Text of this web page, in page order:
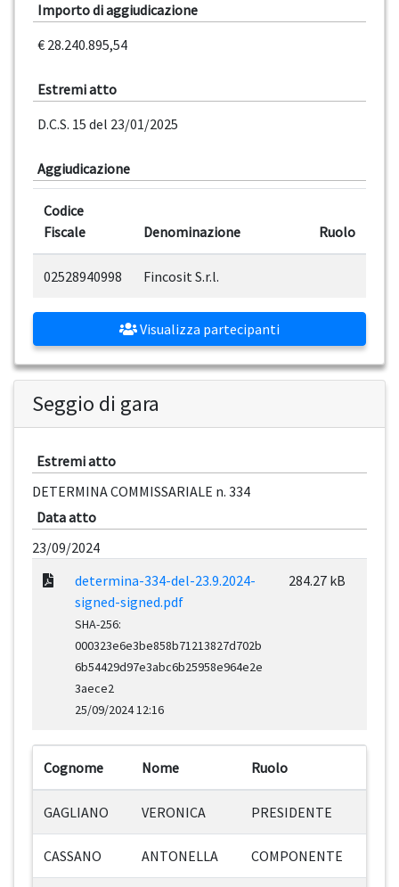
Importo di aggiudicazione
€ 28.240.895,54
Estremi atto
D.C.S. 15 del 23/01/2025
Aggiudicazione
Codice
Fiscale
Denominazione Ruolo
02528940998 Fincosit S.r.l.
Visualizza partecipanti
Seggio di gara
Estremi atto
DETERMINA COMMISSARIALE n. 334
Data atto
23/09/2024
determina-334-del-23.9.2024-
signed-signed.pdf
SHA-256:
000323e6e3be858b71213827d702b
6b54429d97e3abc6b25958e964e2e
3aece2
25/09/2024 12:16
284.27 kB
Cognome Nome Ruolo
GAGLIANO VERONICA PRESIDENTE
CASSANO ANTONELLA COMPONENTE